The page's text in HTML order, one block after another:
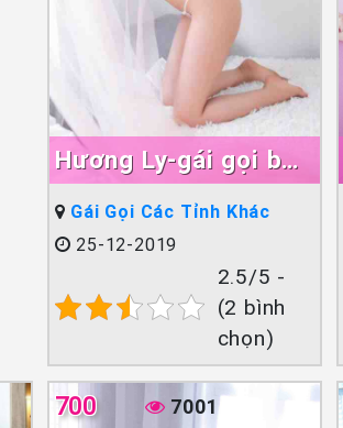
Hương Ly-gái gọi bmt
Xinh Teen Đẹp
Gái Gọi Các Tỉnh Khác
25-12-2019
2.5/5 -
(2 bình
chọn)
700 7001